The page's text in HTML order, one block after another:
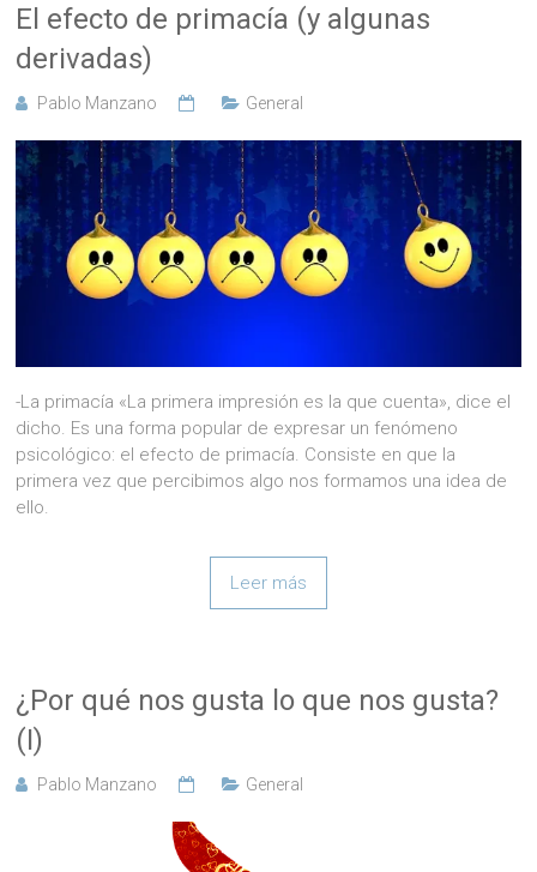
El efecto de primacía (y algunas
derivadas)
Pablo Manzano General
-La primacía «La primera impresión es la que cuenta», dice el
dicho. Es una forma popular de expresar un fenómeno
psicológico: el efecto de primacía. Consiste en que la
primera vez que percibimos algo nos formamos una idea de
ello.
Leer más
¿Por qué nos gusta lo que nos gusta?
(I)
Pablo Manzano General